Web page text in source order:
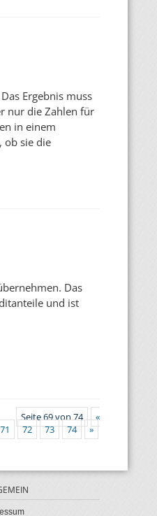
Ergebnis muss
nur die Zahlen für
in einem
ob sie die
Das
und ist
Seite 69 von 74
«
71 72 73 74 »